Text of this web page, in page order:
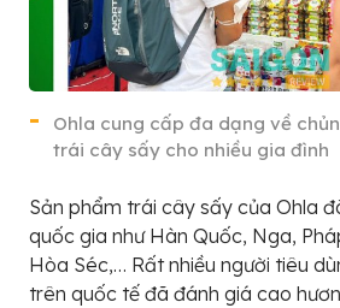
Ohla cung cấp đa dạng về
trái cây sấy cho nhiều gia đình
Sản phẩm trái cây sấy của Ohla
quốc gia như Hàn Quốc, Nga,
Hòa Séc,… Rất nhiều người tiêu
trên quốc tế đã đánh giá cao